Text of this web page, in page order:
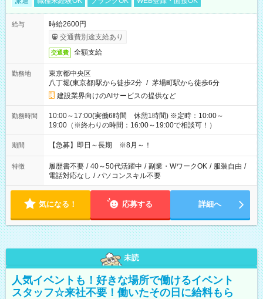
給与
時給2600円
交通費別途支給あり
交通費 全額支給
勤務地
東京都中央区
八丁堀(東京都)駅から徒歩2分 / 茅場町駅から徒歩6分
建設業界向けのAIサービスの提供など
勤務時間
10:00～17:00(実働6時間 休憩1時間) ※定時：10:00～
19:00（※終わりの時間：16:00～19:00で相談可！）
期間 【急募】即日～長期 ※8月～！
特徴 履歴書不要 / 40～50代活躍中 / 副業・WワークOK / 服装自由 /
電話対応なし / パソコンスキル不要
気になる！ 応募する 詳細へ
未読
人気イベントも！好きな場所で働けるイベント
スタッフ☆来社不要！働いたその日に給料もら